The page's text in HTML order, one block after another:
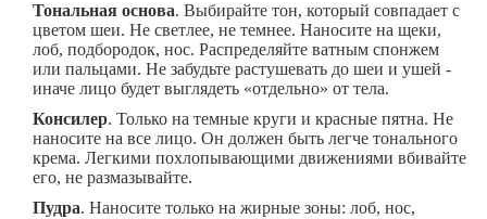
Тональная основа. Выбирайте тон, который совпадает с
цветом шеи. Не светлее, не темнее. Наносите на щеки,
лоб, подбородок, нос. Распределяйте ватным спонжем
или пальцами. Не забудьте растушевать до шеи и ушей -
иначе лицо будет выглядеть «отдельно» от тела.
Консилер. Только на темные круги и красные пятна. Не
наносите на все лицо. Он должен быть легче тонального
крема. Легкими похлопывающими движениями вбивайте
его, не размазывайте.
Пудра. Наносите только на жирные зоны: лоб, нос,